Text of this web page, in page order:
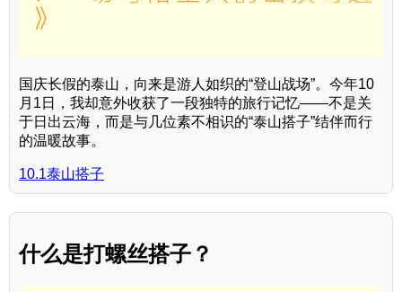
国庆长假的泰山，向来是游人如织的“登山战场”。今年10
月1日，我却意外收获了一段独特的旅行记忆——不是关
于日出云海，而是与几位素不相识的“泰山搭子”结伴而行
的温暖故事。
10.1泰山搭子
什么是打螺丝搭子？